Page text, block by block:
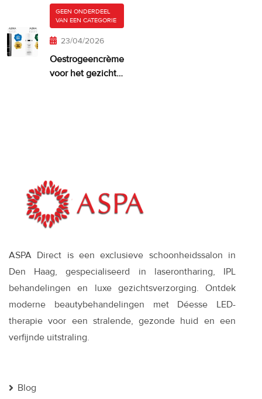
je huid er
misschien
te veel van?
GEEN ONDERDEEL
VAN EEN CATEGORIE
23/04/2026
Oestrogeencrème
voor het gezicht:
ASPA Direct is een exclusieve schoonheidssalon in
Den Haag, gespecialiseerd in laserontharing, IPL
behandelingen en luxe gezichtsverzorging. Ontdek
moderne beautybehandelingen met Déesse LED-
therapie voor een stralende, gezonde huid en een
verfijnde uitstraling.
Blog